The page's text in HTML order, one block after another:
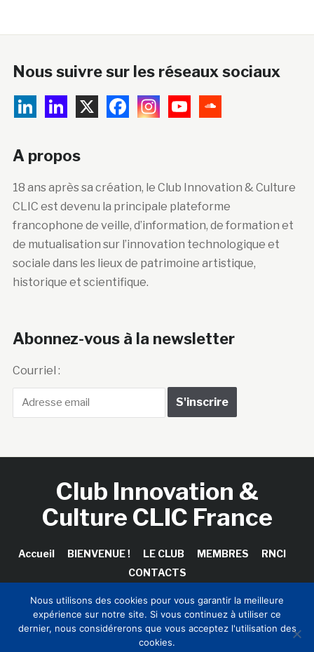
Nous suivre sur les réseaux sociaux
A propos
18 ans après sa création, le Club Innovation & Culture
CLIC est devenu la principale plateforme
francophone de veille, d’information, de formation et
de mutualisation sur l’innovation technologique et
sociale dans les lieux de patrimoine artistique,
historique et scientifique.
Abonnez-vous à la newsletter
Courriel :
Club Innovation &
Culture CLIC France
Accueil BIENVENUE ! LE CLUB MEMBRES
RNCI
CONTACTS
Copyright © 2026 Club Innovation & Culture CLIC France /
Sinapses Conseils
Nous utilisons des cookies pour vous garantir la meilleure
expérience sur notre site. Si vous continuez à utiliser ce
dernier, nous considérerons que vous acceptez l'utilisation des
cookies.